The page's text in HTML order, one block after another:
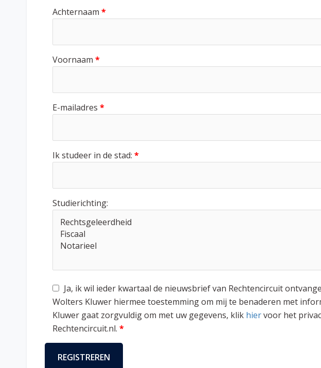
Achternaam *
Voornaam *
E-mailadres *
Ik studeer in de stad: *
Studierichting:
Ja, ik wil ieder kwartaal de nieuwsbrief van Rechtencircuit
Wolters Kluwer hiermee toestemming om mij te benaderen met
Kluwer gaat zorgvuldig om met uw gegevens, klik hiervoor het
Rechtencircuit.nl. *